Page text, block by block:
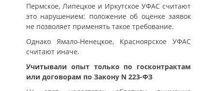
Пермское, Липецкое и Иркутское УФАС считают
это нарушением: положение об оценке заявок
не позволяет применять такое требование.
Однако Ямало-Ненецкое, Красноярское УФАС
считают иначе.
Учитывали опыт только по госконтрактам
или договорам по Закону N 223-ФЗ